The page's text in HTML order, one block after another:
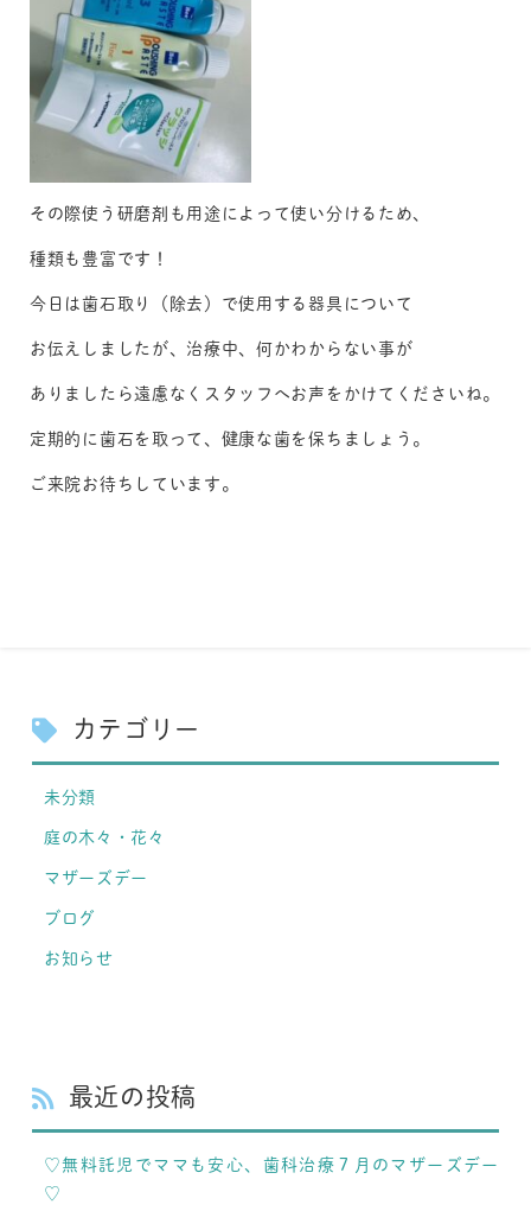
その際使う研磨剤も用途によって使い分けるため、
種類も豊富です！
今日は歯石取り（除去）で使用する器具について
お伝えしましたが、治療中、何かわからない事が
ありましたら遠慮なくスタッフへお声をかけてくださいね。
定期的に歯石を取って、健康な歯を保ちましょう。
ご来院お待ちしています。
カテゴリー
未分類
庭の木々・花々
マザーズデー
ブログ
お知らせ
最近の投稿
♡無料託児でママも安心、歯科治療７月のマザーズデー
♡